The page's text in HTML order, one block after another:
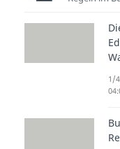
die
Die
1/